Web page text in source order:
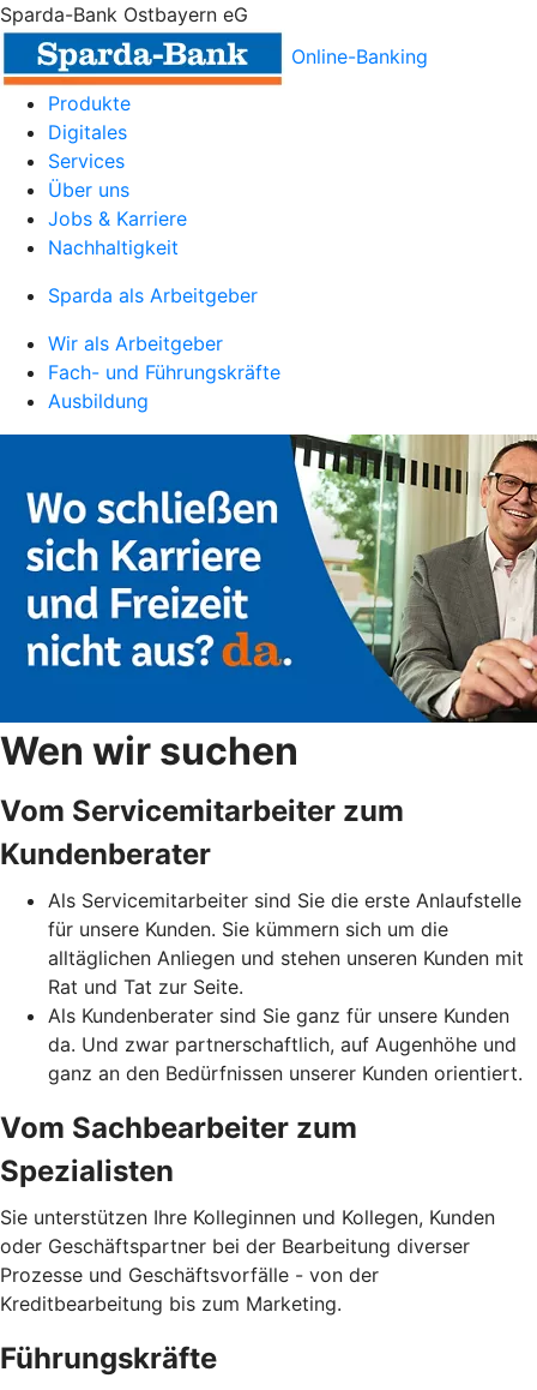
Sparda-Bank Ostbayern eG
Online-Banking
Produkte
Digitales
Services
Über uns
Jobs & Karriere
Nachhaltigkeit
Sparda als Arbeitgeber
Wir als Arbeitgeber
Fach- und Führungskräfte
Ausbildung
Wen wir suchen
Vom Servicemitarbeiter zum
Kundenberater
Als Servicemitarbeiter sind Sie die erste Anlaufstelle
für unsere Kunden. Sie kümmern sich um die
alltäglichen Anliegen und stehen unseren Kunden mit
Rat und Tat zur Seite.
Als Kundenberater sind Sie ganz für unsere Kunden
da. Und zwar partnerschaftlich, auf Augenhöhe und
ganz an den Bedürfnissen unserer Kunden orientiert.
Vom Sachbearbeiter zum
Spezialisten
Sie unterstützen Ihre Kolleginnen und Kollegen, Kunden
oder Geschäftspartner bei der Bearbeitung diverser
Prozesse und Geschäftsvorfälle - von der
Kreditbearbeitung bis zum Marketing.
Führungskräfte